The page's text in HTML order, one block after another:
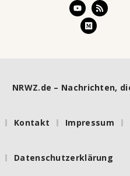
NRWZ.de – Nachrichten,
Kontakt Impressum
Datenschutzerklärung